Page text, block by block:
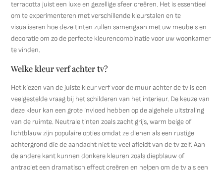
terracotta juist een luxe en gezellige sfeer creëren. Het is essentieel
om te experimenteren met verschillende kleurstalen en te
visualiseren hoe deze tinten zullen samengaan met uw meubels en
decoratie om zo de perfecte kleurencombinatie voor uw woonkamer
te vinden.
Welke kleur verf achter tv?
Het kiezen van de juiste kleur verf voor de muur achter de tv is een
veelgestelde vraag bij het schilderen van het interieur. De keuze van
deze kleur kan een grote invloed hebben op de algehele uitstraling
van de ruimte. Neutrale tinten zoals zacht grijs, warm beige of
lichtblauw zijn populaire opties omdat ze dienen als een rustige
achtergrond die de aandacht niet te veel afleidt van de tv zelf. Aan
de andere kant kunnen donkere kleuren zoals diepblauw of
antraciet een dramatisch effect creëren en helpen om de tv als een